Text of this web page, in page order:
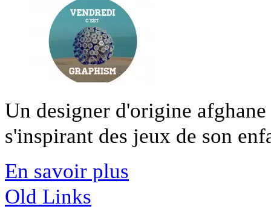
Un designer d'origine
s'inspirant des jeux de son
En savoir plus
Old Links